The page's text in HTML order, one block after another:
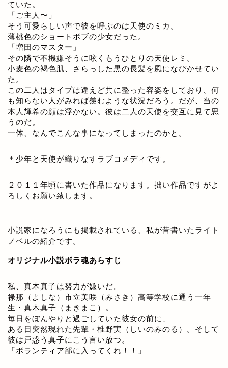
ていた。
「ご主人〜」
そう可愛らしい声で彼を呼ぶのは天使のミカ。
薄桃色のショートボブの少女だった。
「増田のマスター」
その隣で不機嫌そうに呟くもうひとりの天使レミ。
小麦色の褐色肌、さらっした黒の長髪を風になびかせてい
た。
この二人はタイプは違えど共に整った容姿をしており、何
も知らない人がみれば羨むような状況だろう。だが、当の
本人輝希の顔は浮かない。彼は二人の天使を交互に見て思
うのだ。
一体、なんでこんな事になってしまったのかと。
＊少年と天使が織りなすラブコメディです。
２０１１年頃に書いた作品になります。拙い作品ですがよ
ろしくお願い致します。
小説家になろうにも掲載されている、私が昔書いたライト
ノベルの紹介です。
オリジナル小説ボラ魂あらすじ
私、真木真子は努力が嫌いだ。
禄那（よしな）市立美咲（みさき）高等学校に通う一年
生・真木真子（まきまこ）。
毎日をぼんやりと過ごしていた彼女の前に、
ある日突然現れた先輩・椎野実（しいのみのる）。そして
彼は戸惑う真子にこう言い放つ。
「ボランティア部に入ってくれ！！」